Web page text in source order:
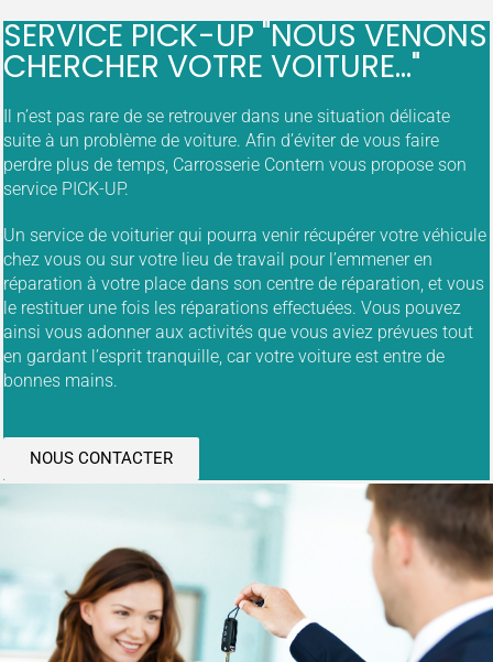
SERVICE PICK-UP "NOUS VENONS
CHERCHER VOTRE VOITURE..."
Il n’est pas rare de se retrouver dans une situation délicate
suite à un problème de voiture. Afin d’éviter de vous faire
perdre plus de temps, Carrosserie Contern vous propose son
service PICK-UP.
Un service de voiturier qui pourra venir récupérer votre véhicule
chez vous ou sur votre lieu de travail pour l’emmener en
réparation à votre place dans son centre de réparation, et vous
le restituer une fois les réparations effectuées. Vous pouvez
ainsi vous adonner aux activités que vous aviez prévues tout
en gardant l’esprit tranquille, car votre voiture est entre de
bonnes mains.
NOUS CONTACTER